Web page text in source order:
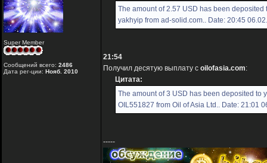
Super Member
Сообщений всего: 2486
Дата рег-ции: Нояб. 2010
The amount of 2.57 USD has been
yakhyip from ad-solid.com.. Date: 20:45
21:54
Получил десятую выплату с oilofasia.com:
Цитата:
The amount of 3 USD has been deposited to
OIL551827 from Oil of Asia Ltd.. Date: 21:01
-----